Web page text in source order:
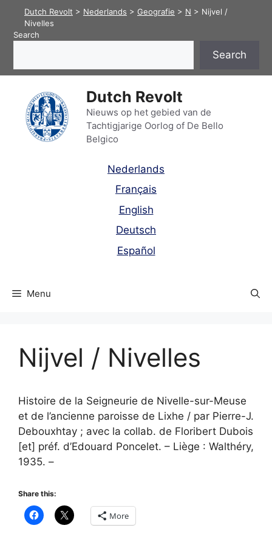
content
Dutch Revolt > Nederlands > Geografie > N > Nijvel /
Nivelles
Search
Search
Dutch Revolt
Nieuws op het gebied van de
Tachtigjarige Oorlog of De Bello
Belgico
Nederlands
Français
English
Deutsch
Español
Menu
Nijvel / Nivelles
Histoire de la Seigneurie de Nivelle-sur-Meuse
et de l’ancienne paroisse de Lixhe / par Pierre-J.
Debouxhtay ; avec la collab. de Floribert Dubois
[et] préf. d’Edouard Poncelet. – Liège : Walthéry,
1935. –
Share this:
More